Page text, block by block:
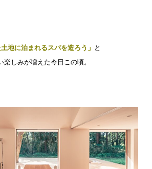
土地に泊まれるスパを造ろう」 と
楽しみが増えた今日この頃。